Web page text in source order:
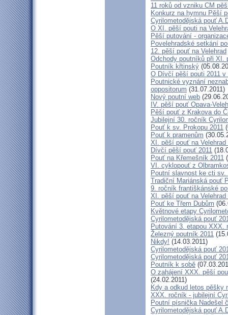
11 roků od vzniku CM
Konkurz na hymnu Pěší
Cyrilometodějská pouť
O XI. pěší pouti na
Pěší putování -
Povelehradské setkání
12. pěší pouť na Velehrad
Odchody poutníků při XI.
Poutník křtinský
O Dívčí pěší pouti 2011 v
Poutnické vyznání
oppositorum (31.07.2011)
Nový poutní web
IV. pěší pouť Opava-
Pěší pouť z Krakova do
Jubilejní 30. ročník
Pouť k sv. Prokopu 2011
Pouť k pramenům
XI. pěší pouť na Velehrad
Dívčí pěší pouť 2011
Pouť na Křemešník 2011
VI. cyklopouť z
Poutní slavnost ke cti sv.
Tradiční Mariánská pouť
9. ročník františkánské
XI. pěší pouť na
Pouť ke Třem Dubům
Květnové etapy
Cyrilometodějská pouť
Putování 3. etapou XXX.
Železný poutník 2011
Nikdy! (14.03.2011)
Cyrilometodějská pouť
Cyrilometodějská pouť
Poutník k sobě
O zahájení XXX. pěší
(24.02.2011)
Kdy a odkud letos pěšky
XXX. ročník - jubilejní
Poutní písnička Nadešel
Cyrilometodějská pouť